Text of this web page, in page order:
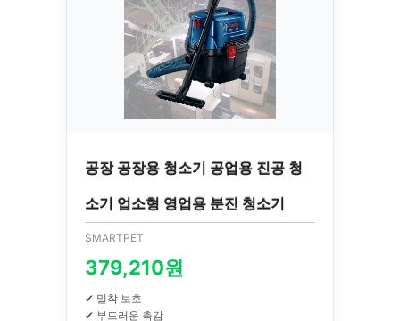
공장 공장용 청소기 공업용 진공 청
소기 업소형 영업용 분진 청소기
SMARTPET
379,210원
✔ 밀착 보호
✔ 부드러운 촉감